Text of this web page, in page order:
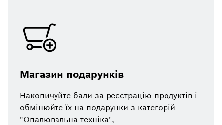
Магазин подарунків
Накопичуйте бали за реєстрацію продуктів і
обмінюйте їх на подарунки з категорій
"Опалювальна техніка",